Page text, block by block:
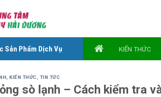
Sản Phẩm Dịch Vụ KIẾN THỨC
,KIẾN THỨC TIN TỨC
sò lạnh – Cách kiểm tra